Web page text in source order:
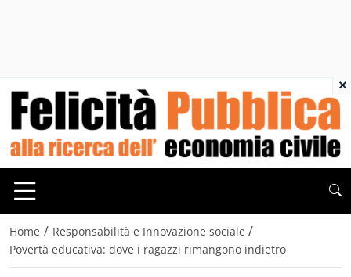
Home / Responsabilità e Innovazione sociale /
Povertà educativa: dove i ragazzi rimangono indietro
×